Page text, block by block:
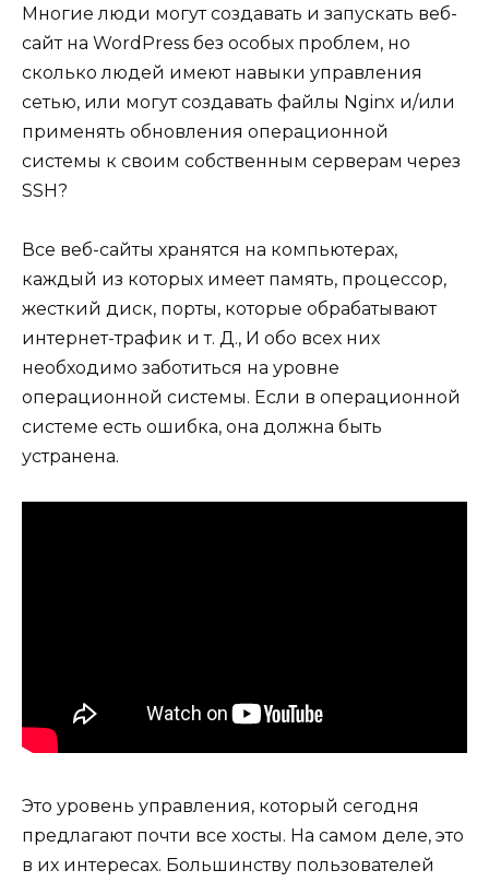
Многие люди могут создавать и запускать веб-
сайт на WordPress без особых проблем, но
сколько людей имеют навыки управления
сетью, или могут создавать файлы Nginx и/или
применять обновления операционной
системы к своим собственным серверам через
SSH?
Все веб-сайты хранятся на компьютерах,
каждый из которых имеет память, процессор,
жесткий диск, порты, которые обрабатывают
интернет-трафик и т. Д., И обо всех них
необходимо заботиться на уровне
операционной системы. Если в операционной
системе есть ошибка, она должна быть
устранена.
Это уровень управления, который сегодня
предлагают почти все хосты. На самом деле, это
в их интересах. Большинству пользователей